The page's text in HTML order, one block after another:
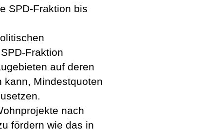
SPD-Fraktion bis
Fraktion
auf deren
kann, Mindestquoten
nach
fördern wie das in